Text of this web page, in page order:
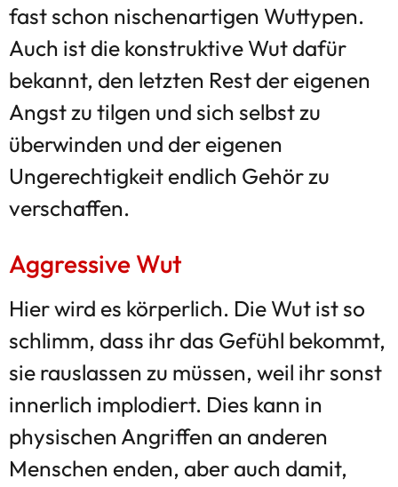
fast schon nischenartigen Wuttypen.
Auch ist die konstruktive Wut dafür
bekannt, den letzten Rest der eigenen
Angst zu tilgen und sich selbst zu
überwinden und der eigenen
Ungerechtigkeit endlich Gehör zu
verschaffen.
Aggressive Wut
Hier wird es körperlich. Die Wut ist so
schlimm, dass ihr das Gefühl bekommt,
sie rauslassen zu müssen, weil ihr sonst
innerlich implodiert. Dies kann in
physischen Angriffen an anderen
Menschen enden, aber auch damit,